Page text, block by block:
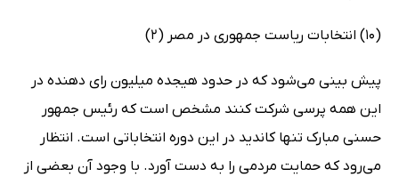
(10) انتخابات ریاست جمهوری در مصر (2)
پیش بینی می‌شود که در حدود هیجده میلیون رای دهنده در
این همه پرسی شرکت کنند مشخص است که رئیس جمهور
حسنی مبارک تنها کاندید در این دوره انتخاباتی است. انتظار
می‌رود که حمایت مردمی را به دست آورد. با وجود آن بعضی از